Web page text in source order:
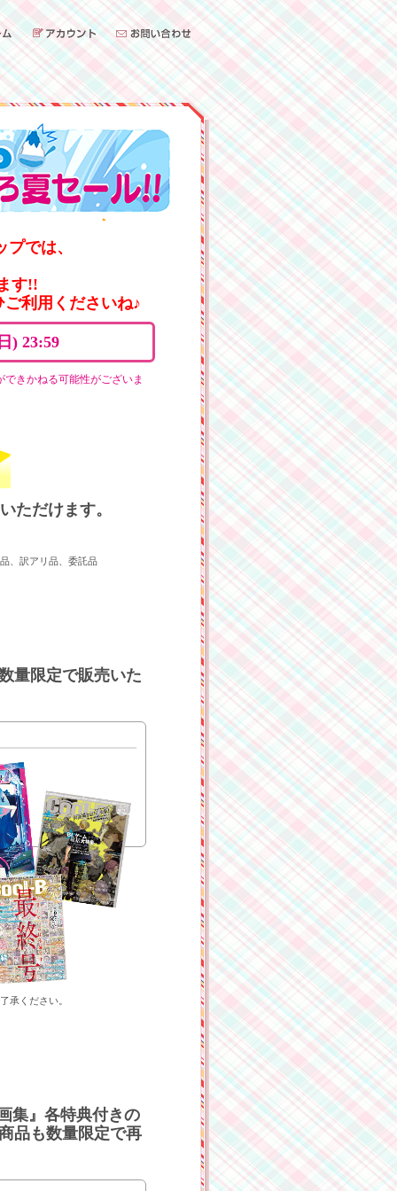
では、
す!!
利用くださいね♪
) 23:59
きかねる可能性がございま
ただけます。
、訳アリ品、委託品
量限定で販売いた
承ください。
集』各特典付きの
品も数量限定で再